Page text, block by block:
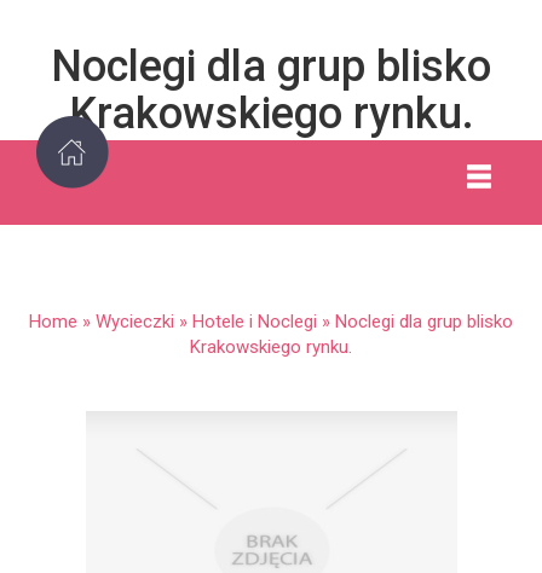
Noclegi dla grup blisko
Krakowskiego rynku.
Home » Wycieczki » Hotele i Noclegi » Noclegi dla grup blisko
Krakowskiego rynku.